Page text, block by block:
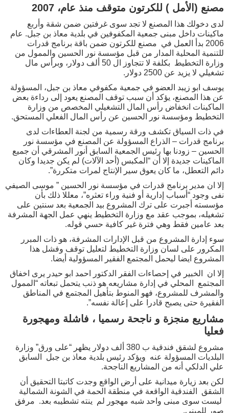
مصنع (الأمل ) للكرتون متوقف منذ عام، 2007
لدى دخولك هذا المصنع لا تجد سوى غرفتين ضمن شقة وأربع
ماكينات داخل مبنى جمعية المكفوفين في بلدية معاذ بن جبل. عام
2006 بدأ العمل في مصنع للكرتون ضمن باقة برنامج قدرات
للتنمية المحلية المدار من قبل مؤسسة نور الحسين والممول من
وزارة التخطيط بكلفة لا تتجاوز ال 50 ألف دولار، وبرأس مال
تشغيلي لا يزيد عن 2500 دولار.
يوسف ابو زيبد العضو في جمعية مكفوفي معاذ بن جبل، المسؤولة
عن هذا المصنع، يؤكد أن سبب توقف المصنع يعود إلى رداءة بعض
الماكينات انخفاض رأس المال التشغيلي المخصص من وزارة
التخطيط ومؤسسة نور الحسين عن رأس المال الفعلي المستحق.
في ذات السياق تكشف ورقة رسمية من لجنة العطاءات لدى
برنامج قدرات – الذراع المسؤولة عن المصنع في مؤسسة نور
الحسين – زودنا بها رئيس الجمعية السابق أنور المشرقي أن جميع
الماكينات جديدة إلا أن “المكبس (أحد الآلات) لم يكن جديدا وكان
دائم التعطل، ما كان يعوق سير الإنتاج لمرات متكررة”.
إلا ان مدير برنامج قدرات في مؤسسة نور الحسين ” موسى الصيفي
نفى وجود “أسباب إدارية أو فنية وراء تعثره”، معللا ذلك بأن
مؤسسته أجبرت على ترك المشروع بيد الجمعية بعد سنتين على
تشغيله، بموجب عقد مع وزارة التخطيط ينهي عمل الجهة المشرفة
بعد عامين فقط وهي فترة غير كافية حسي قوله.
سوء إدارة المشروع من قبل الإدارات المشرفة، هو ذات المبرر
المكرور على لسان وزارة التخطيط لتعليل توقف وفشل هذا
المشروع ايضا ليحمل المجتمع الفقير المسؤولية أيضا.
إلا ان الخبير في إحصاءات الفقر الدكتور احمد ابو حيدر يرى اخفاق
المجتمع المحلي في إدارة مشاريعه هو ذنب يتحمل تبعاته “الممول
والمشرف للمشروع، فهو المنوط بتأهيل المجتمع في المناطق
الفقيرة حتى يصبح قادرا على إعالة نفسه”.
مشاريع منجزة و ناجحة رسميا ، فاشلة ومهجورة
فعليا
مشروع لشقق فندقية ب 380 ألف دولار يظهر “على ورق” وزارة
البلديات المسؤولة عنه ويؤكد رئيس بلدية معاذ بن جبل السابق
علي الدلكي أنه من المشاريع الناجحة.
لكن بعد زيارة ميدانية على أرض الواقع وجدت كاتبتا التحقيق أن
الشقق الفندقية الواقعة في منطقة الحمة في الشونة الشمالية
ليست سوى مبنى واحد شبه مهجور لم ينته تشطيبه بعد. مرفق
صور للمبنى.